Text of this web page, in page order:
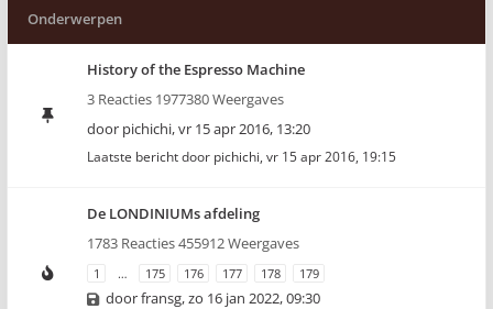
Onderwerpen
History of the Espresso Machine
3 Reacties 1977380 Weergaves
door pichichi,vr 15 apr 2016, 13:20
Laatste bericht door pichichi, vr 15 apr 2016, 19:15
De LONDINIUMs afdeling
1783 Reacties 455912 Weergaves
1 … 175 176 177 178 179
doorfransg,zo 16 jan 2022, 09:30